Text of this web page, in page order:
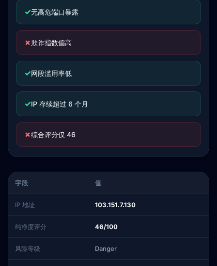
✓无高危端口暴露
✗欺诈指数偏高
✓网段滥用率低
✓IP 存续超过 6 个月
✗综合评分仅 46
字段 值
IP 地址 103.151.7.130
纯净度评分 46/100
风险等级 Danger